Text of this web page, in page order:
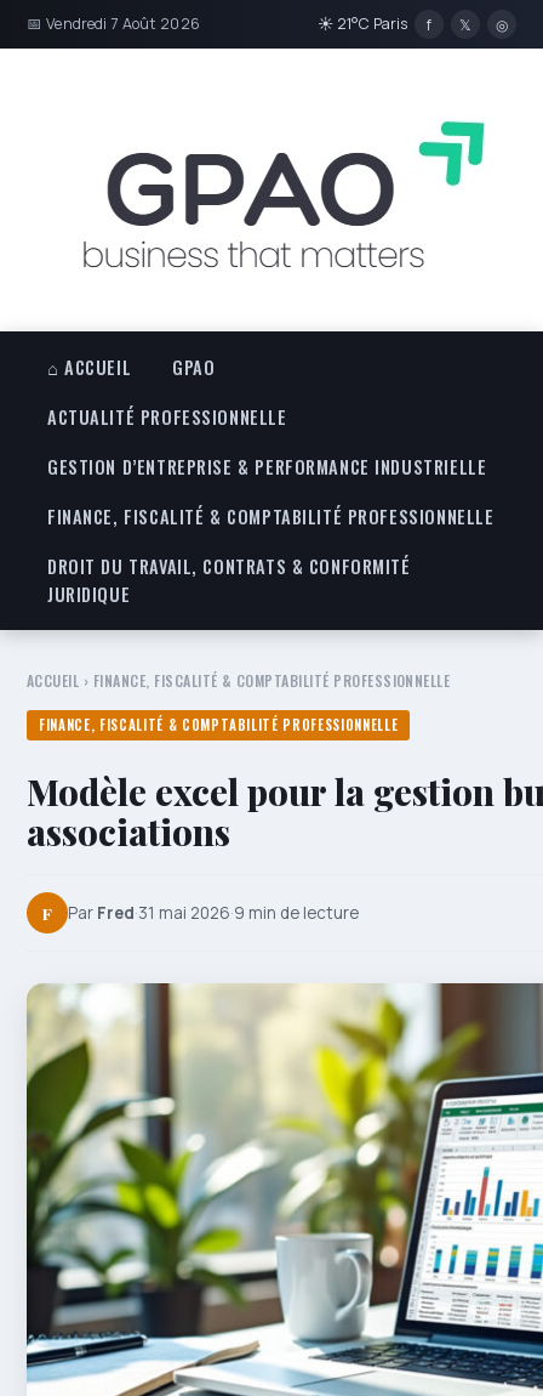
📅 Vendredi 7 Août 2026 ☀ 21°C Paris f 𝕏 ◎
⌂ ACCUEIL
GPAO
ACTUALITÉ PROFESSIONNELLE
GESTION D’ENTREPRISE & PERFORMANCE INDUSTRIELLE
FINANCE, FISCALITÉ & COMPTABILITÉ PROFESSIONNELLE
DROIT DU TRAVAIL, CONTRATS & CONFORMITÉ
JURIDIQUE
ACCUEIL › FINANCE, FISCALITÉ & COMPTABILITÉ PROFESSIONNELLE
FINANCE, FISCALITÉ & COMPTABILITÉ PROFESSIONNELLE
Modèle excel pour la gestion
associations
F Par Fred·31 mai 2026·9 min de lecture